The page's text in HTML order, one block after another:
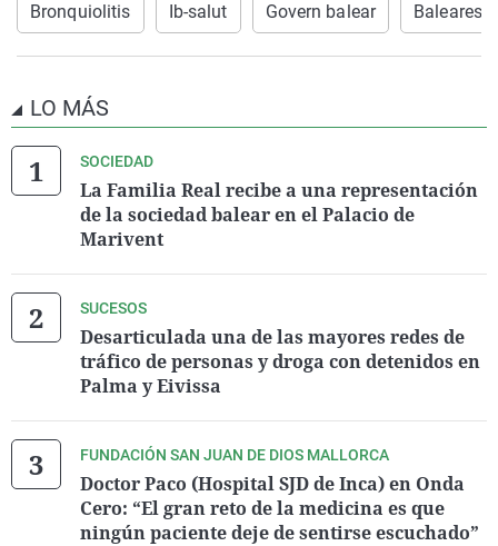
Bronquiolitis Ib-salut Govern balear Baleares
LO MÁS
SOCIEDAD
La Familia Real recibe a una representación
de la sociedad balear en el Palacio de
Marivent
SUCESOS
Desarticulada una de las mayores redes de
tráfico de personas y droga con detenidos en
Palma y Eivissa
FUNDACIÓN SAN JUAN DE DIOS MALLORCA
Doctor Paco (Hospital SJD de Inca) en Onda
Cero: “El gran reto de la medicina es que
ningún paciente deje de sentirse escuchado”